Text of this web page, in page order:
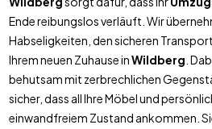
Ende reibungslos verläuft. Wir
Habseligkeiten, den sicheren
Ihrem neuen Zuhause inWildberg .
behutsam mit zerbrechlichen
sicher, dass all Ihre Möbel und
einwandfreiem Zustand ankommen.